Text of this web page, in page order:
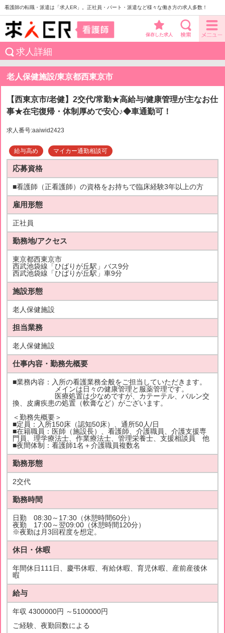
看護師の転職・派遣は「求人ER」。正社員・パート・派遣など様々な働き方の求人多数！
保存した求人
求人詳細
老人保健施設/東京都西東京市
【西東京市/老健】2交代/常勤★高給与/健康管理が主なお仕
事★在宅復帰・体制厚めで安心♪◆車通勤可！
求人番号:aaiwid2423
給与高め マイカー通勤相談可
応募資格
■看護師（正看護師）の資格をお持ちで臨床経験3年以上の方
雇用形態
正社員
勤務地/アクセス
東京都西東京市
西武池袋線「ひばりが丘駅」バス9分
西武池袋線「ひばりが丘駅」車9分
施設形態
老人保健施設
担当業務
老人保健施設
仕事内容・勤務先概要
■業務内容：入所の看護業務全般をご担当していただきます。
メインは日々の健康管理と服薬管理です。
医療処置は少なめですが、カテーテル、バルン交
換、皮膚疾患の処置（軟膏など）がございます。
＜勤務先概要＞
■定員：入所150床（認知50床）、通所50人/日
■在籍職員：医師（施設長）、看護師、介護職員、介護支援専
門員、理学療法士、作業療法士、管理栄養士、支援相談員 他
■夜間体制：看護師1名＋介護職員複数名
勤務形態
2交代
勤務時間
日勤 08:30～17:30（休憩時間60分）
夜勤 17:00～翌09:00（休憩時間120分）
※夜勤は月3回程度を想定。
休日・休暇
年間休日111日、慶弔休暇、有給休暇、育児休暇、産前産後休
暇
給与
年収 4300000円 ～5100000円
ご経験、夜勤回数による